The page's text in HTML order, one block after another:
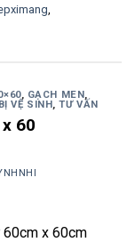
,
, GẠCH MEN,
VỆ SINH,TƯ VẤN
60
60cm x 60cm